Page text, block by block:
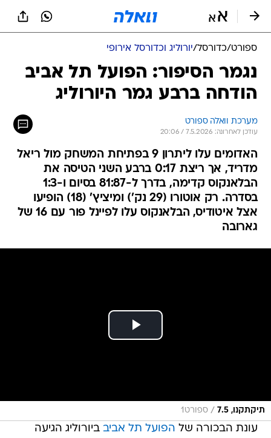
ספורט/כדורסל/יורוליג וכדורסל אירופי
נגמר הסיפור: הפועל תל אביב
הודחה ברבע גמר היורוליג
מערכת וואלה ספורט
עודכן לאחרונה: 7.5.2026 / 20:06
האדומים עלו ליתרון 9 בפתיחת המשחק מול ריאל
מדריד, אך ריצת 0:17 ברבע השני הטיסה את
הבלאנקוס קדימה, בדרך ל-81:87 בסיום ו-1:3
בסדרה. רק אוטורו (29 נק') ומיציץ' (18) הופיעו
אצל איטודיס, הבלאנקוס עלו לפיינל פור עם 16 של
גארובה
תיקתקנו, 7.5 / ספורט1
עונת הבכורה של הפועל תל אביב ביורוליג הגיעה